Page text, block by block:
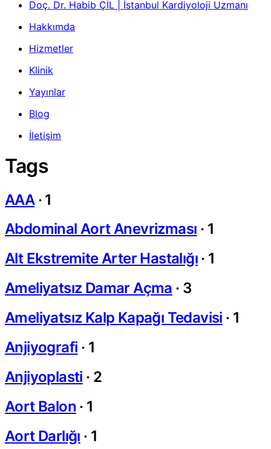
Doç. Dr. Habib ÇİL | İstanbul Kardiyoloji Uzmanı
Hakkımda
Hizmetler
Klinik
Yayınlar
Blog
İletişim
Tags
AAA · 1
Abdominal Aort Anevrizması · 1
Alt Ekstremite Arter Hastalığı · 1
Ameliyatsız Damar Açma · 3
Ameliyatsız Kalp Kapağı Tedavisi · 1
Anjiyografi · 1
Anjiyoplasti · 2
Aort Balon · 1
Aort Darlığı · 1